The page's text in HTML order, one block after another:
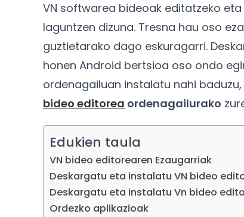
VN softwarea bideoak editatzeko
laguntzen dizuna. Tresna hau oso
guztietarako dago eskuragarri.
honen Android bertsioa oso ondo
ordenagailuan instalatu nahi
bideo editorea ordenagailurako
Edukien taula
VN bideo editorearen Ezaugarriak
Deskargatu eta instalatu VN bideo
Deskargatu eta instalatu Vn bideo
Ordezko aplikazioak